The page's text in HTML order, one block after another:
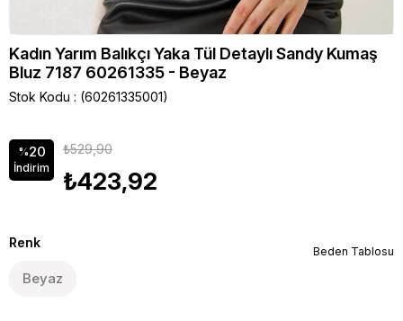
Kadın Yarım Balıkçı Yaka Tül Detaylı Sandy Kumaş
Bluz 7187 60261335 - Beyaz
Stok Kodu (60261335001)
%20
İndirim
₺529,90
₺423,92
Renk
Beyaz
Beden Tablosu